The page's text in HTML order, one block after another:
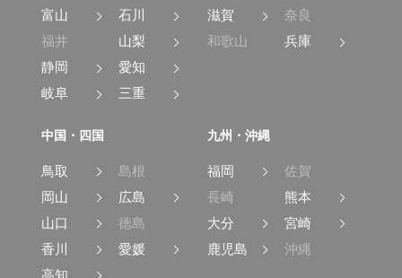
富山
石川
福井
山梨
静岡
愛知
岐阜
三重
滋賀
奈良
和歌山
兵庫
中国・四国
鳥取
島根
岡山
広島
山口
徳島
香川
愛媛
高知
九州・沖縄
福岡
佐賀
長崎
熊本
大分
宮崎
鹿児島
沖縄